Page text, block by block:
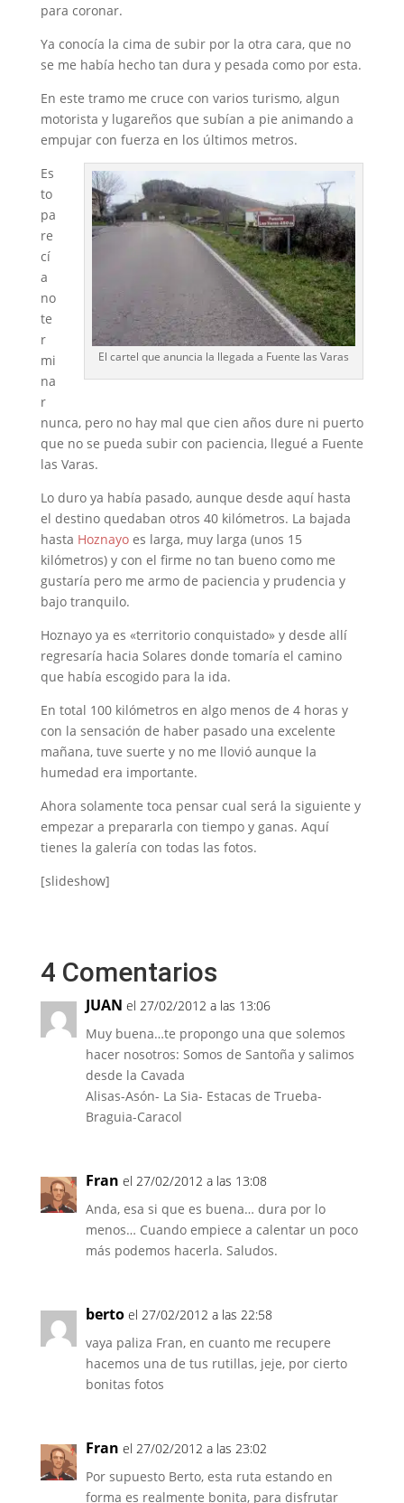
para coronar.
Ya conocía la cima de subir por la otra cara, que no
se me había hecho tan dura y pesada como por esta.
En este tramo me cruce con varios turismo, algun
motorista y lugareños que subían a pie animando a
empujar con fuerza en los últimos metros.
El cartel que anuncia la llegada a Fuente las Varas
Es
to
pa
re
cí
a
no
te
r
mi
na
r
nunca, pero no hay mal que cien años dure ni puerto
que no se pueda subir con paciencia, llegué a Fuente
las Varas.
Lo duro ya había pasado, aunque desde aquí hasta
el destino quedaban otros 40 kilómetros. La bajada
hasta Hoznayoes larga, muy larga (unos 15
kilómetros) y con el firme no tan bueno como me
gustaría pero me armo de paciencia y prudencia y
bajo tranquilo.
Hoznayo ya es «territorio conquistado» y desde allí
regresaría hacia Solares donde tomaría el camino
que había escogido para la ida.
En total 100 kilómetros en algo menos de 4 horas y
con la sensación de haber pasado una excelente
mañana, tuve suerte y no me llovió aunque la
humedad era importante.
Ahora solamente toca pensar cual será la siguiente y
empezar a prepararla con tiempo y ganas. Aquí
tienes la galería con todas las fotos.
[slideshow]
4 Comentarios
JUAN el 27/02/2012 a las 13:06
Muy buena…te propongo una que solemos
hacer nosotros: Somos de Santoña y salimos
desde la Cavada
Alisas-Asón- La Sia- Estacas de Trueba-
Braguia-Caracol
Fran el 27/02/2012 a las 13:08
Anda, esa si que es buena… dura por lo
menos… Cuando empiece a calentar un poco
más podemos hacerla. Saludos.
berto el 27/02/2012 a las 22:58
vaya paliza Fran, en cuanto me recupere
hacemos una de tus rutillas, jeje, por cierto
bonitas fotos
Fran el 27/02/2012 a las 23:02
Por supuesto Berto, esta ruta estando en
forma es realmente bonita, para disfrutar